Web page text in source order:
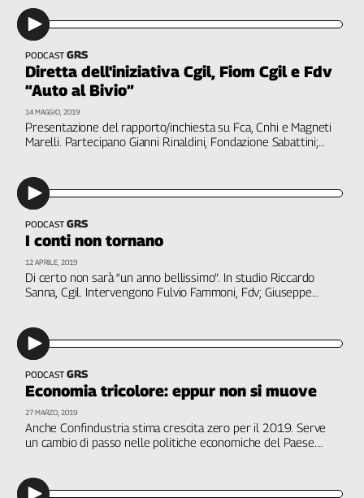
Veneto
Archivio
Storico
1955-
2014
Cerca
Contatti
La
redazione
il bando scade il 30 giugno
PODCAST GRS
Diretta dell'iniziativa Cgil, Fiom Cgil e Fdv
“Auto al Bivio”
Presentazione del rapporto/inchiesta su Fca, Cnhi e Magneti
Marelli. Partecipano Gianni Rinaldini, Fondazione Sabattini;
dell’automotive
14 MAGGIO, 2019
PODCAST GRS
I conti non tornano
Di certo non sarà “un anno bellissimo”. In studio Riccardo
Sanna, Cgil. Intervengono Fulvio Fammoni, Fdv; Giuseppe
12 APRILE, 2019
PODCAST GRS
Economia tricolore: eppur non si muove
Anche Confindustria stima crescita zero per il 2019. Serve
un cambio di passo nelle politiche economiche del Paese.
27 MARZO, 2019